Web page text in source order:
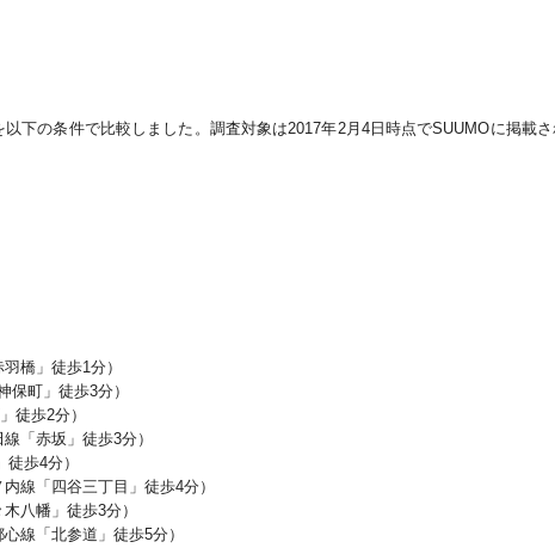
下の条件で比較しました。調査対象は2017年2月 4日時点でSUUMOに掲載
羽橋」徒歩1分）
保町」徒歩3分）
徒歩2分）
「赤坂」徒歩3分）
徒歩4分）
線「四谷三丁目」徒歩4分）
八幡」徒歩3分）
線「北参道」徒歩5分）